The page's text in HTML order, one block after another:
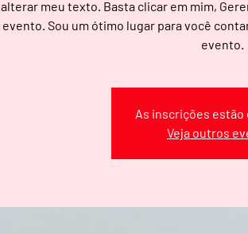
alterar meu texto. Basta clicar em mim,
evento. Sou um ótimo lugar para você
evento.
As inscrições estão
Veja outros